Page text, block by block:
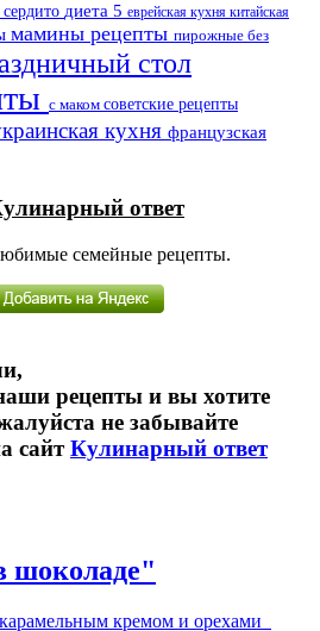
диета 5 еврейская кухня китайская
мамины рецепты пирожные без
стол
с маком советские рецепты
кухня французская
ответ
семейные рецепты.
рецепты и вы хотите
не забывайте
сайтКулинарный ответ
шоколаде"